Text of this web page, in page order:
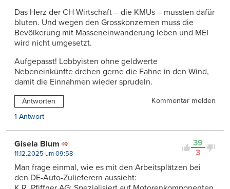
Das Herz der CH-Wirtschaft – die KMUs – mussten dafür
bluten. Und wegen den Grosskonzernen muss die
Bevölkerung mit Masseneinwanderung leben und MEI
wird nicht umgesetzt.
Aufgepasst! Lobbyisten ohne geldwerte
Nebeneinkünfte drehen gerne die Fahne in den Wind,
damit die Einnahmen wieder sprudeln.
Antworten
Kommentar melden
1 Antwort
39
3
Gisela Blum
11.12.2025 um 09:58
Man frage einmal, wie es mit den Arbeitsplätzen bei
den DE-Auto-Zulieferern aussieht: